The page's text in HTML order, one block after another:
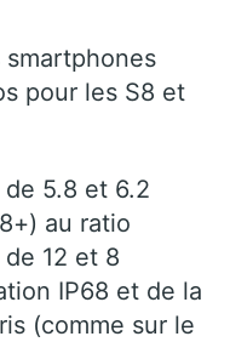
pour les S8 et
de 5.8 et 6.2
au ratio
12 et 8
IP68 et de la
(comme sur le